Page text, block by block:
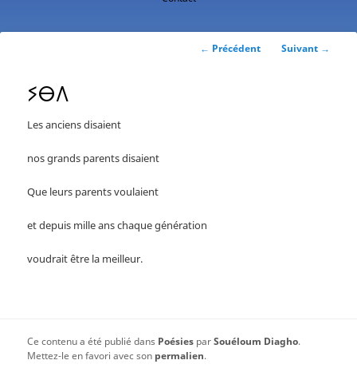
Navigation
← Précédent Suivant →
ⵢⴱⴷ
Les anciens disaient
nos grands parents disaient
Que leurs parents voulaient
et depuis mille ans chaque génération
voudrait être la meilleur.
Ce contenu a été publié dans Poésies parSouéloum Diagho.
Mettez-le en favori avec son permalien.